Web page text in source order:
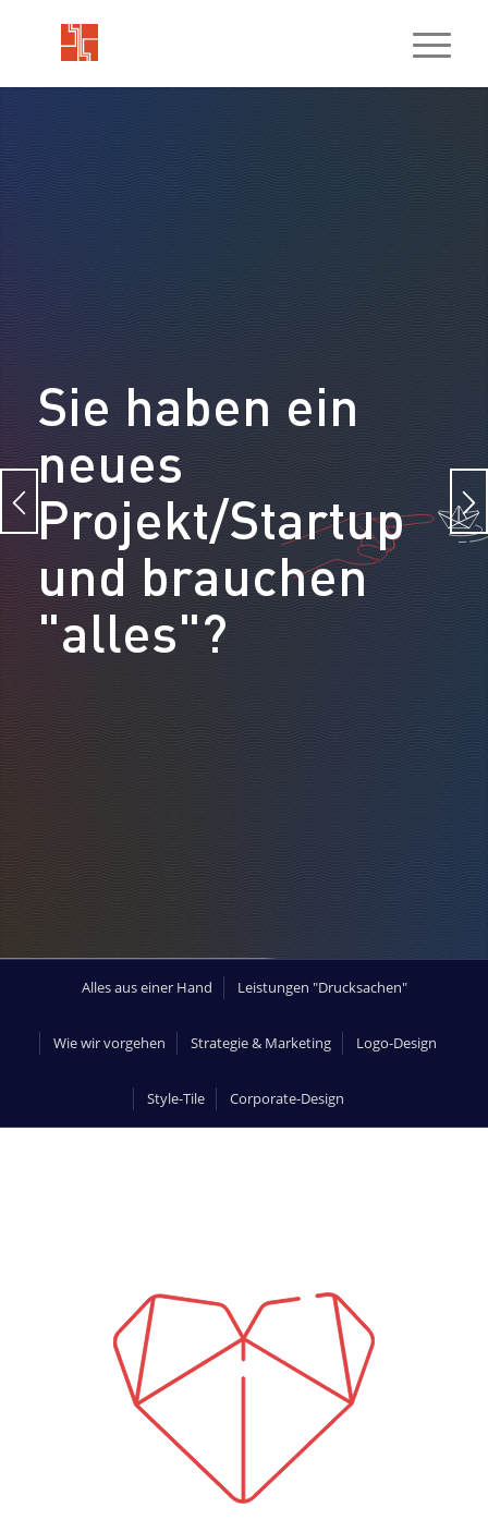
Sie haben ein
neues
Projekt/Startup
und brauchen
"alles"?
Alles aus einer Hand Leistungen "Drucksachen"
Wie wir vorgehen Strategie & Marketing Logo-Design
Style-Tile Corporate-Design